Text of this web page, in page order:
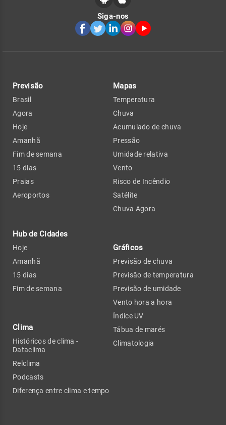
Siga-nos
Previsão
Brasil
Agora
Hoje
Amanhã
Fim de semana
15 dias
Praias
Aeroportos
Hub de Cidades
Hoje
Amanhã
15 dias
Fim de semana
Clima
Históricos de clima -
Dataclima
Relclima
Podcasts
Diferença entre clima e tempo
Mapas
Temperatura
Chuva
Acumulado de chuva
Pressão
Umidade relativa
Vento
Risco de Incêndio
Satélite
Chuva Agora
Gráficos
Previsão de chuva
Previsão de temperatura
Previsão de umidade
Vento hora a hora
Índice UV
Tábua de marés
Climatologia